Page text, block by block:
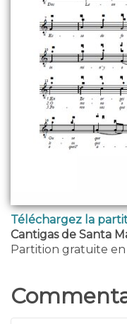
Téléchargez la
Cantigas de Santa
Partition gratuite en